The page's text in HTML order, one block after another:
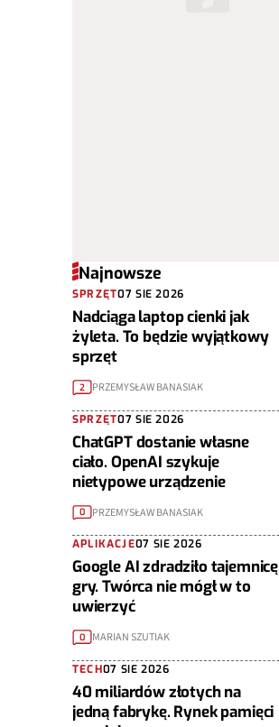
Najnowsze
SPRZĘT07 SIE 2026
Nadciąga laptop cienki jak
żyleta. To będzie wyjątkowy
sprzęt
2 PRZEMYSŁAW BANASIAK
SPRZĘT07 SIE 2026
ChatGPT dostanie własne
ciało. OpenAI szykuje
nietypowe urządzenie
0 PRZEMYSŁAW BANASIAK
APLIKACJE07 SIE 2026
Google AI zdradziło tajemnicę
gry. Twórca nie mógł w to
uwierzyć
0 MARIAN SZUTIAK
TECH07 SIE 2026
40 miliardów złotych na
jedną fabrykę. Rynek pamięci